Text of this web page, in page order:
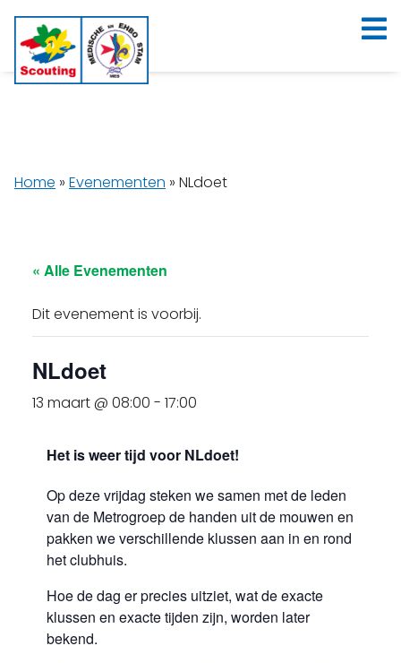
Home » Evenementen » NLdoet
« Alle Evenementen
Dit evenement is voorbij.
NLdoet
13 maart @ 08:00 - 17:00
Het is weer tijd voor NLdoet!
Op deze vrijdag steken we samen met de leden
van de Metrogroep de handen uit de mouwen en
pakken we verschillende klussen aan in en rond
het clubhuis.
Hoe de dag er precies uitziet, wat de exacte
klussen en exacte tijden zijn, worden later
bekend.